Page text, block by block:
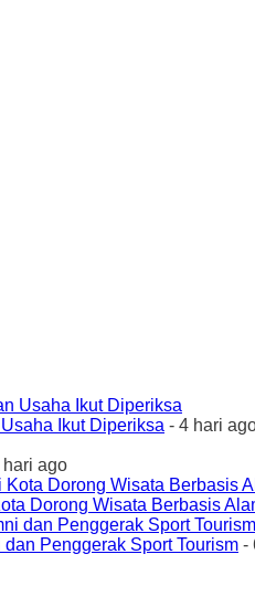
Ikut Diperiksa - 4 hari
hari ago
Dorong Wisata Berbasis
Penggerak Sport Tourism -